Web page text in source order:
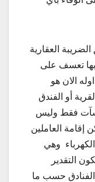
العقارية
تعسف على
الان هو
أو الفندق
فقط وليس
إقامة العاملين
وهي
التقدير
حسب ما